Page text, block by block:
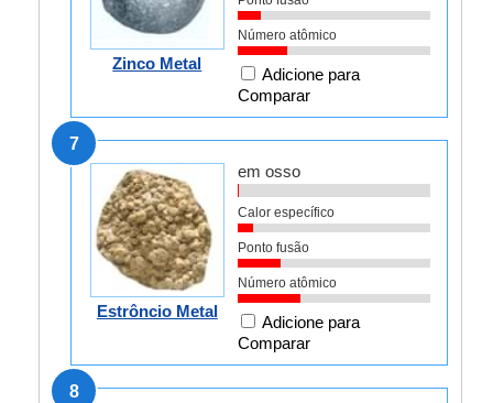
Zinco Metal
Número atômico
Adicione para
Comparar
7
Estrôncio Metal
em osso
Calor específico
Ponto fusão
Número atômico
Adicione para
Comparar
8